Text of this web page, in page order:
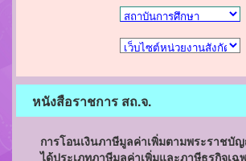
หนังสือราชการ สถ.จ.
การโอนเงินภาษีมูลค่าเพิ่มตามพระราชบั
ได้ประเภทภาษีมูลค่าเพิ่มและภาษีธุรกิจเฉ